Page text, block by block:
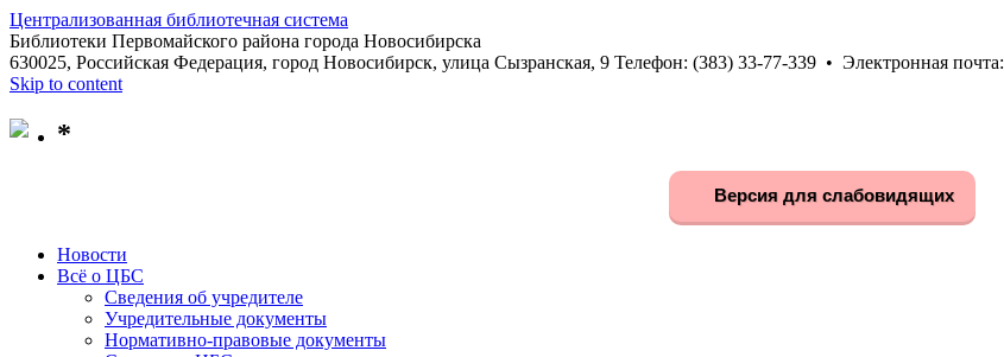
Централизованная библиотечная система
Библиотеки Первомайского района города Новосибирска
630025, Российская Федерация, город Новосибирск, улица Сызранская, 9 Телефон: (383) 33-77-339 • Электронная почта:
Skip to content
*
Версия для слабовидящих
Новости
Всё о ЦБС
Сведения об учредителе
Учредительные документы
Нормативно-правовые документы